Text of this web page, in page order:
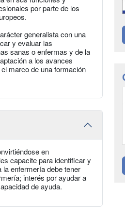
por parte de los
generalista con una
y evaluar las
sanas o enfermas y de la
a los avances
marco de una formación
en
capacite para identificar y
enfermería debe tener
interés por ayudar a
de ayuda.